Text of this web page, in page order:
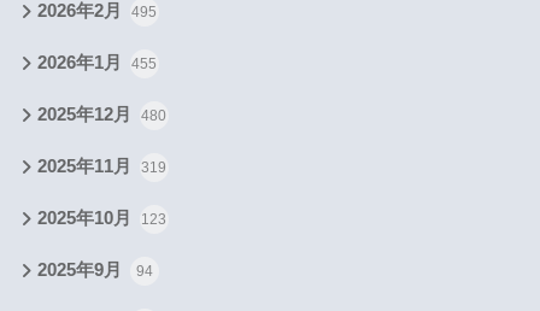
2026年2月 495
2026年1月 455
2025年12月 480
2025年11月 319
2025年10月 123
2025年9月 94